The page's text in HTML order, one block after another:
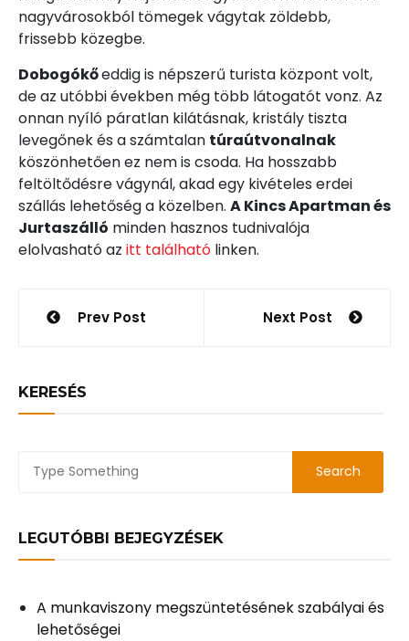
nagyvárosokból tömegek vágytak zöldebb,
frissebb közegbe.
Dobogókőeddig is népszerű turista központ volt,
de az utóbbi években még több látogatót vonz. Az
onnan nyíló páratlan kilátásnak, kristály tiszta
levegőnek és a számtalan túraútvonalnak
köszönhetően ez nem is csoda. Ha hosszabb
feltöltődésre vágynál, akad egy kivételes erdei
szállás lehetőség a közelben. A Kincs Apartman és
Jurtaszálló minden hasznos tudnivalója
elolvasható az itt található linken.
Bejegyzés
Prev Post Next Post
KERESÉS
LEGUTÓBBI BEJEGYZÉSEK
A munkaviszony megszüntetésének szabályai és
lehetőségei